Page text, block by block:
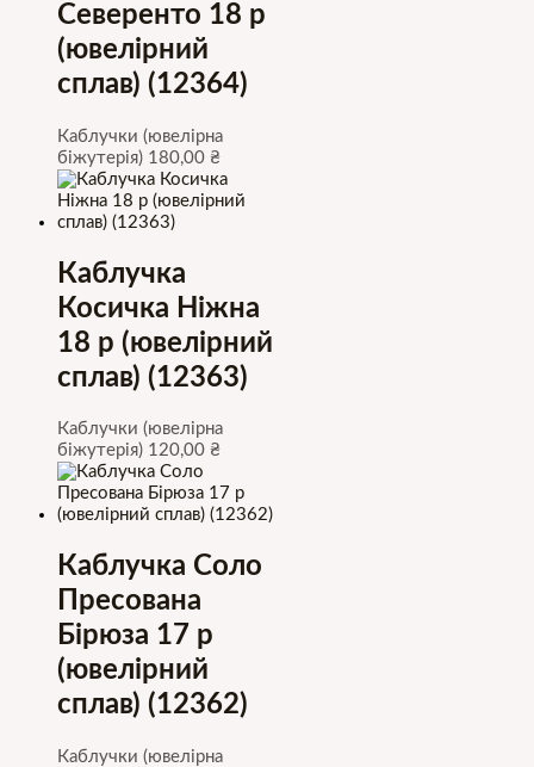
Северенто 18 р
(ювелірний
сплав) (12364)
Каблучки (ювелірна
біжутерія) 180,00 ₴
Каблучка
Косичка Ніжна
18 р (ювелірний
сплав) (12363)
Каблучки (ювелірна
біжутерія) 120,00 ₴
Каблучка Соло
Пресована
Бірюза 17 р
(ювелірний
сплав) (12362)
Каблучки (ювелірна